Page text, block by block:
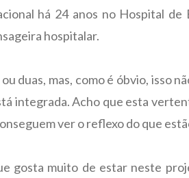
há 24 anos no Hospital de
hospitalar.
duas, mas, como é óbvio, isso
integrada. Acho que esta
ver o reflexo do que
gosta muito de estar neste